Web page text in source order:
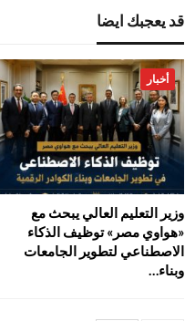
قد يعجبك ايضا
أخبار
وزير التعليم العالي يبحث مع
«هواوي مصر» توظيف الذكاء
الاصطناعي لتطوير الجامعات
وبناء…